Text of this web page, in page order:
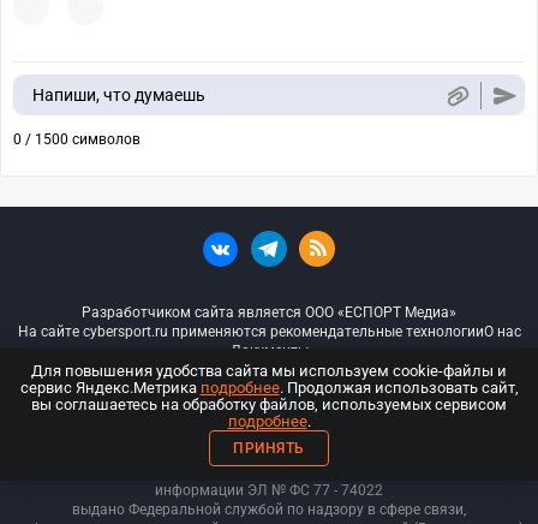
Напиши, что думаешь
0 / 1500 символов
Разработчиком сайта является ООО «ЕСПОРТ Медиа»
На сайте cybersport.ru применяются рекомендательные технологииО нас
Документы
© ООО «Киберспорт.ру» — Все права защищены
18+
ООО «Киберспорт.ру». Свидетельство о регистрации средств массовой
информации ЭЛ № ФС 77 - 74022
выдано Федеральной службой по надзору в сфере связи,
Для повышения удобства сайта мы используем cookie-файлы и
сервис Яндекс.Метрика подробнее. Продолжая использовать сайт,
вы соглашаетесь на обработку файлов, используемых сервисом
подробнее.
ПРИНЯТЬ